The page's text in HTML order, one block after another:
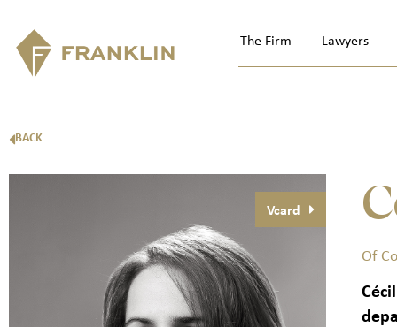
The Firm Lawyers
BACK
Vcard
Of